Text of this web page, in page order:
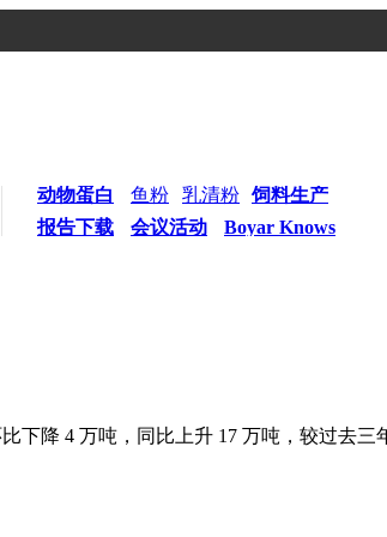
动物蛋白 鱼粉 乳清粉 饲料生产
报告下载
会议活动
Boyar Knows
下降 4 万吨，同比上升 17 万吨，较过去